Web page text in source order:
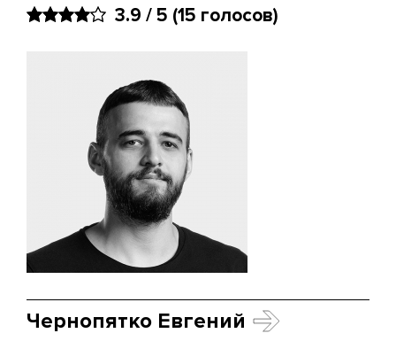
3.9 / 5 (15 голосов)
Чернопятко Евгений